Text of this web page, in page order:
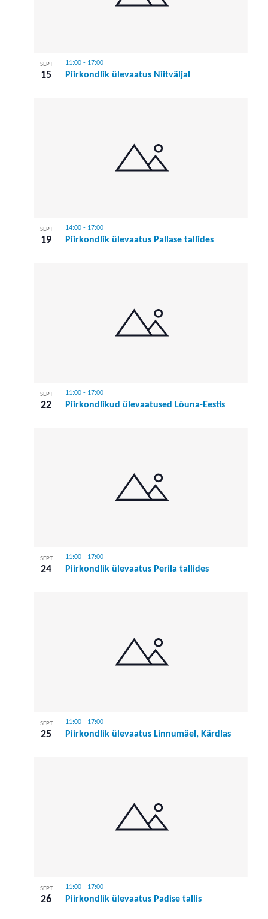
SEPT
15 Piirkondlik ülevaatus Niitväljal
11:00- 17:00
SEPT
19 Piirkondlik ülevaatus Pallase tallides
14:00- 17:00
SEPT
22 Piirkondlikud ülevaatused Lõuna-Eestis
11:00- 17:00
SEPT
24 Piirkondlik ülevaatus Perila tallides
11:00- 17:00
SEPT
25 Piirkondlik ülevaatus Linnumäel, Kärdlas
11:00- 17:00
SEPT
26 Piirkondlik ülevaatus Padise tallis
11:00- 17:00